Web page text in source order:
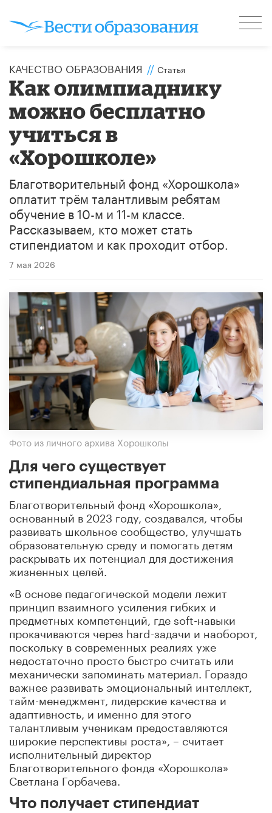
КАЧЕСТВО ОБРАЗОВАНИЯ // Статья
Как олимпиаднику
можно бесплатно
учиться в
«Хорошколе»
Благотворительный фонд «Хорошкола»
оплатит трём талантливым ребятам
обучение в 10-м и 11-м классе.
Рассказываем, кто может стать
стипендиатом и как проходит отбор.
7 мая 2026
Фото из личного архива Хорошколы
Для чего существует
стипендиальная программа
Благотворительный фонд «Хорошкола»,
основанный в 2023 году, создавался, чтобы
развивать школьное сообщество, улучшать
образовательную среду и помогать детям
раскрывать их потенциал для достижения
жизненных целей.
«В основе педагогической модели лежит
принцип взаимного усиления гибких и
предметных компетенций, где soft-навыки
прокачиваются через hard-задачи и наоборот,
поскольку в современных реалиях уже
недостаточно просто быстро считать или
механически запоминать материал. Гораздо
важнее развивать эмоциональный интеллект,
тайм-менеджмент, лидерские качества и
адаптивность, и именно для этого
талантливым ученикам предоставляются
широкие перспективы роста», – считает
исполнительный директор
Благотворительного фонда «Хорошкола»
Светлана Горбачева.
Что получает стипендиат